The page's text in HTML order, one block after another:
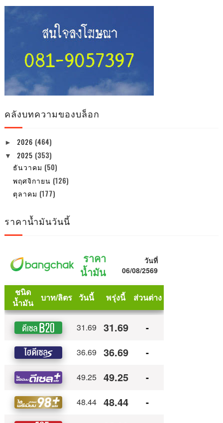
คลังบทความของบล็อก
► 2026 (464)
▼ 2025 (353)
ธันวาคม (50)
พฤศจิกายน (126)
ตุลาคม (177)
ราคาน้ำมันวันนี้